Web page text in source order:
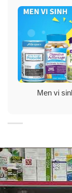
Bifidobacterium
Sữa non cung
miễn dịch non
thúc đẩy niêm
hơn.
Bột không
✓Sử dụng cho
✓Sản phẩm
Men vi